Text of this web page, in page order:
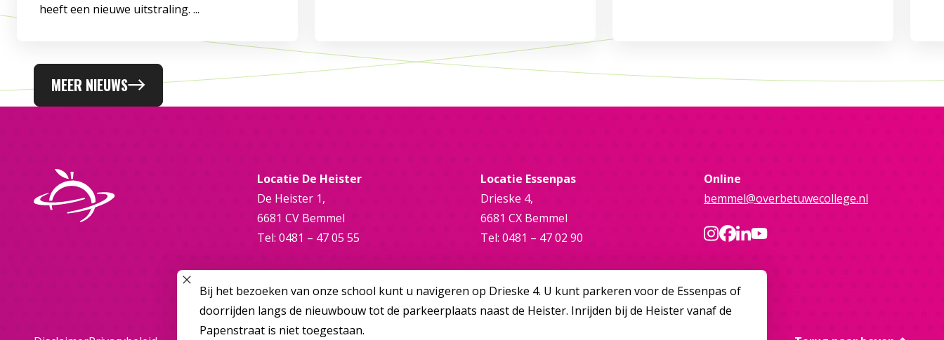
heeft een nieuwe uitstraling. ...
MEER NIEUWS
Locatie De Heister
De Heister 1,
6681 CV Bemmel
Tel: 0481 – 47 05 55
Locatie Essenpas
Drieske 4,
6681 CX Bemmel
Tel: 0481 – 47 02 90
Online
bemmel@overbetuwecollege.nl
SLUIT POPUP
Bij het bezoeken van onze school kunt u navigeren op Drieske 4. U kunt parkeren voor de Essenpas of
doorrijden langs de nieuwbouw tot de parkeerplaats naast de Heister. Inrijden bij de Heister vanaf de
Papenstraat is niet toegestaan.